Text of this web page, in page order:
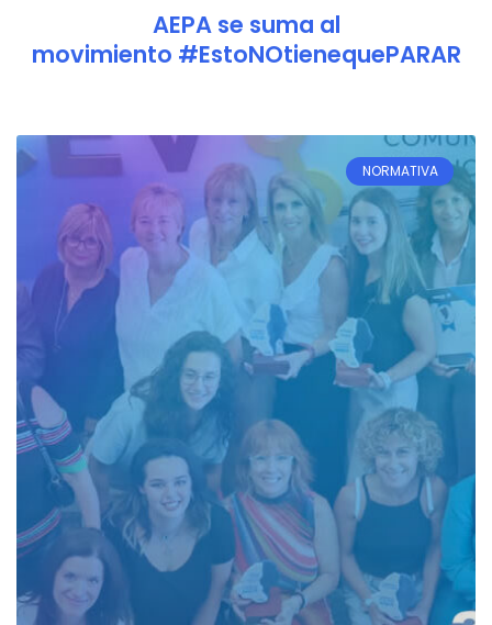
AEPA se suma al
movimiento #EstoNOtienequePARAR
NORMATIVA